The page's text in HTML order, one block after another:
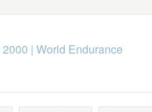
2000 | World Endurance